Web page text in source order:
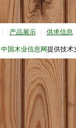
| 产品展示 | 供求信息
中国木业信息网提供技术